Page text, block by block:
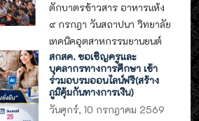
ตักบาตรข้าวสาร อาหารแห้ง
๙ กรกฎา วันสถาปนา วิทยาลัย
เทคนิคอุตสาหกรรมยานยนต์
สกสค. ขอเชิญครูและ
บุคลากรทางการศึกษา เข้า
ร่วมอบรมออนไลน์ฟรี(สร้าง
ภูมิคุ้มกันทางการเงิน)
วันศุกร์, 10 กรกฎาคม 2569